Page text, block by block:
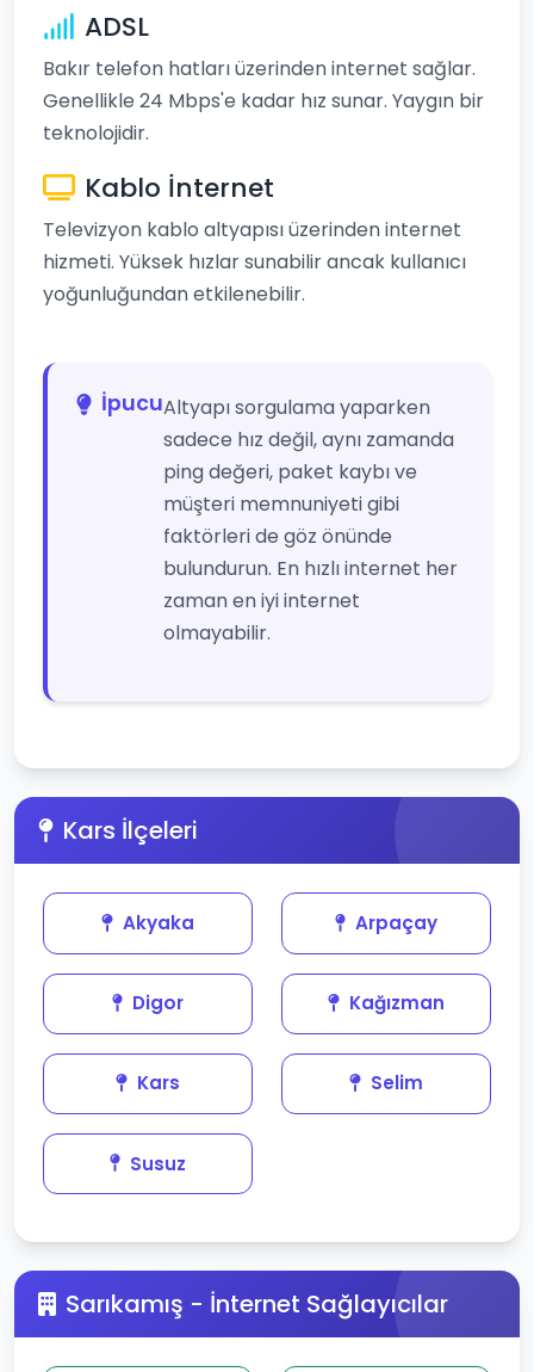
ADSL
Bakır telefon hatları üzerinden internet sağlar.
Genellikle 24 Mbps'e kadar hız sunar. Yaygın bir
teknolojidir.
Kablo İnternet
Televizyon kablo altyapısı üzerinden internet
hizmeti. Yüksek hızlar sunabilir ancak kullanıcı
yoğunluğundan etkilenebilir.
İpucuAltyapı sorgulama yaparken
sadece hız değil, aynı zamanda
ping değeri, paket kaybı ve
müşteri memnuniyeti gibi
faktörleri de göz önünde
bulundurun. En hızlı internet her
zaman en iyi internet
olmayabilir.
Kars İlçeleri
Akyaka Arpaçay
Digor Kağızman
Kars Selim
Susuz
Sarıkamış - İnternet Sağlayıcılar